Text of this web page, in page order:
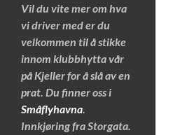
Vil du vite mer om hva
vi driver med er du
velkommen til å stikke
innom klubbhytta vår
på Kjeller for å slå av en
prat. Du finner oss i
Småflyhavna.
Innkjøring fra Storgata.